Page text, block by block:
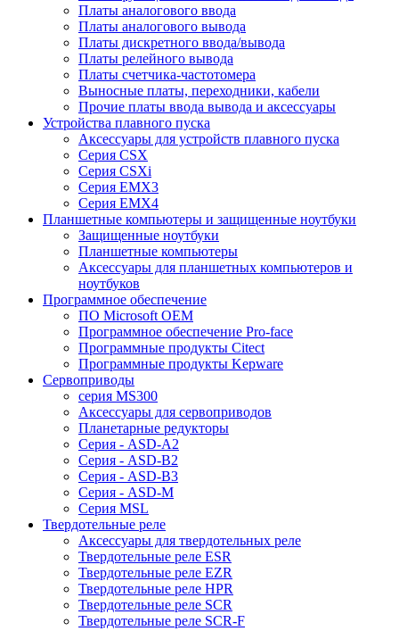
Платы аналогового ввода
Платы аналогового вывода
Платы дискретного ввода/вывода
Платы релейного вывода
Платы счетчика-частотомера
Выносные платы, переходники, кабели
Прочие платы ввода вывода и аксессуары
Устройства плавного пуска
Аксессуары для устройств плавного пуска
Серия CSX
Серия CSXi
Серия EMX3
Серия EMX4
Планшетные компьютеры и защищенные ноутбуки
Защищенные ноутбуки
Планшетные компьютеры
Аксессуары для планшетных компьютеров и
ноутбуков
Программное обеспечение
ПО Microsoft OEM
Программное обеспечение Pro-face
Программные продукты Citect
Программные продукты Kepware
Сервоприводы
серия MS300
Аксессуары для сервоприводов
Планетарные редукторы
Серия - ASD-A2
Серия - ASD-B2
Серия - ASD-B3
Серия - ASD-M
Серия MSL
Твердотельные реле
Аксессуары для твердотельных реле
Твердотельные реле ESR
Твердотельные реле EZR
Твердотельные реле HPR
Твердотельные реле SCR
Твердотельные реле SCR-F